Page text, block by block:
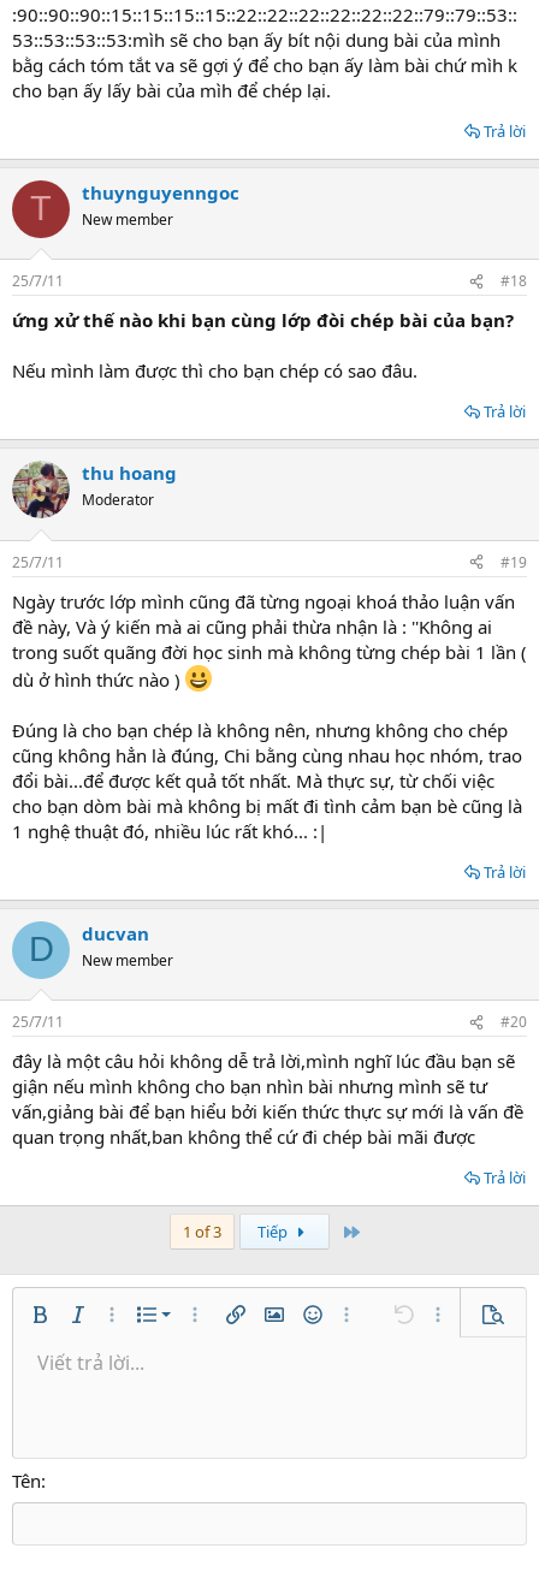
:90::90::90::15::15::15::15::22::22::22::22::22::22::79::79::53::
53::53::53::53:mìh sẽ cho bạn ấy bít nội dung bài của mình
bằg cách tóm tắt va sẽ gợi ý để cho bạn ấy làm bài chứ mìh k
cho bạn ấy lấy bài của mìh để chép lại.
Trả lời
T thuynguyenngoc
New member
25/7/11 #18
ứng xử thế nào khi bạn cùng lớp đòi chép bài của bạn?
Nếu mình làm được thì cho bạn chép có sao đâu.
Trả lời
thu hoang
Moderator
25/7/11 #19
Ngày trước lớp mình cũng đã từng ngoại khoá thảo luận vấn
đề này, Và ý kiến mà ai cũng phải thừa nhận là : ''Không ai
trong suốt quãng đời học sinh mà không từng chép bài 1 lần (
dù ở hình thức nào )
Đúng là cho bạn chép là không nên, nhưng không cho chép
cũng không hẳn là đúng, Chi bằng cùng nhau học nhóm, trao
đổi bài...để được kết quả tốt nhất. Mà thực sự, từ chối việc
cho bạn dòm bài mà không bị mất đi tình cảm bạn bè cũng là
1 nghệ thuật đó, nhiều lúc rất khó... :|
Trả lời
D ducvan
New member
25/7/11 #20
đây là một câu hỏi không dễ trả lời,mình nghĩ lúc đầu bạn sẽ
giận nếu mình không cho bạn nhìn bài nhưng mình sẽ tư
vấn,giảng bài để bạn hiểu bởi kiến thức thực sự mới là vấn đề
quan trọng nhất,ban không thể cứ đi chép bài mãi được
Trả lời
1 of 3 Tiếp
Bold In nghiêng
Thêm tùy chọn…
Danh sáchDanh sách có thứ tự
Thêm tùy chọn…
Chèn liên kết
Chèn hình ảnh
Mặt cườiThêm tùy chọn…
Undo Thêm tùy
Xem
Kích thước
9
18
22
Màu chữPhông chữ
Tahoma
Times New Roman
Căn lề
Căn trái
Paragraph format
Normal
Heading 2
Heading 3
Trích dẫn
MediaInsert tableInsert horizontal line
RedoToggle BB code
Xóa định dạng
Bản thảo
Viết trả lời...
Tên